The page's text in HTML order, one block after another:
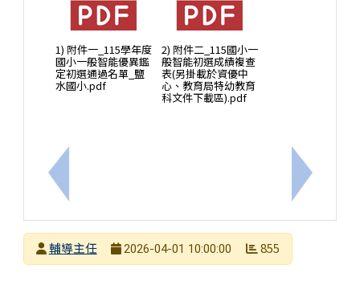
上一筆：轉知臺南市立蓮潭國中小辦理「115年度資
1) 附件一_115學年度
國小一般智能優異鑑
定初選通過名單_鹽
水國小.pdf
2) 附件二_115國小一
般智能初選成績複查
表(另掛載於資優中
心、教育局特幼教育
科文件下載區).pdf
下一筆：
發布者
輔導主任
2026-04-01 10:00:00 855